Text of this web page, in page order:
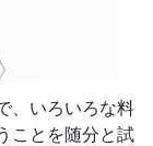
、いろいろな料
ことを随分と試